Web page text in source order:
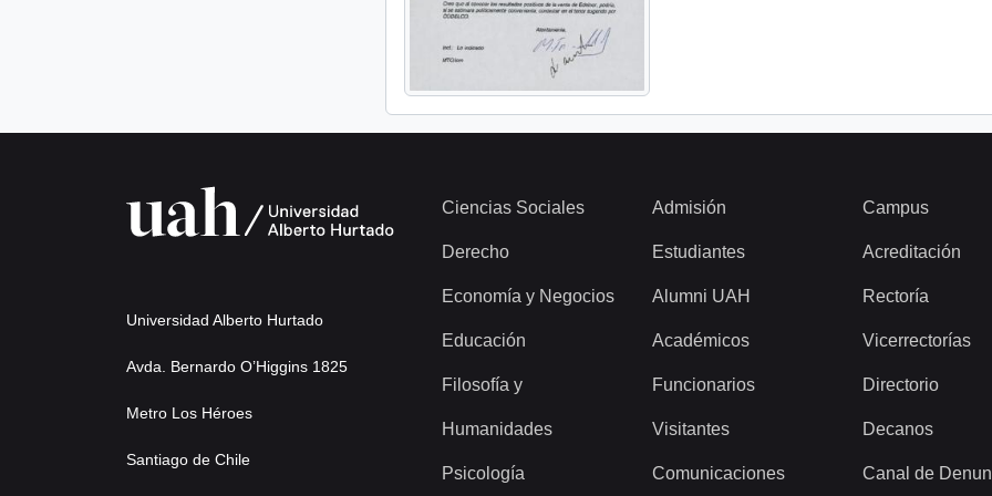
Universidad Alberto Hurtado
Avda. Bernardo O’Higgins 1825
Metro Los Héroes
Santiago de Chile
Ciencias Sociales
Derecho
Economía y Negocios
Educación
Filosofía y
Humanidades
Psicología
Admisión
Estudiantes
Alumni UAH
Académicos
Funcionarios
Visitantes
Comunicaciones
Campus
Acreditación
Rectoría
Vicerrectorías
Directorio
Decanos
Canal de